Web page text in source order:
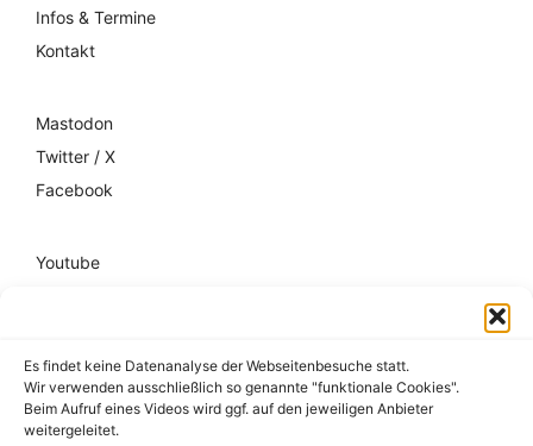
Es findet keine Datenanalyse der Webseitenbesuche statt.
Wir verwenden ausschließlich so genannte "funktionale Cookies".
Beim Aufruf eines Videos wird ggf. auf den jeweiligen Anbieter
weitergeleitet.
Infos & Termine
Kontakt
Mastodon
Twitter / X
Facebook
Youtube
Impressum
Datenschutz